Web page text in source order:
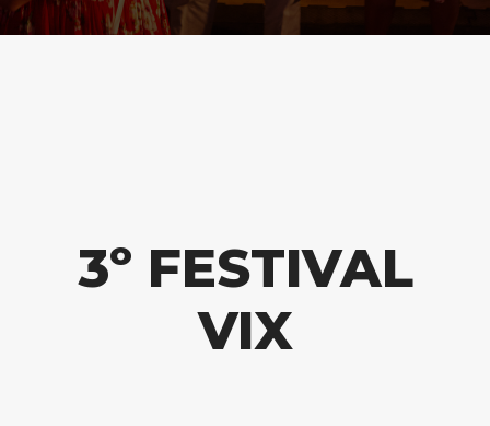
3º FESTIVAL
VIX